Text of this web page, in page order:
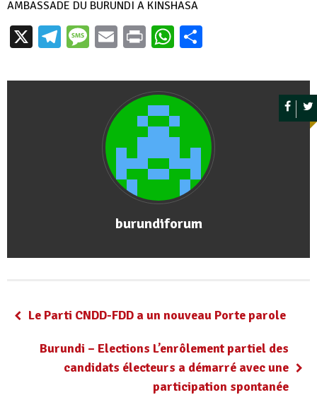
AMBASSADE DU BURUNDI A KINSHASA
X Telegram
Message
EmailPrintWhatsApp
burundiforum
Le Parti CNDD-FDD a un nouveau Porte parole
Burundi – Elections L’enrôlement partiel des
candidats électeurs a démarré avec une
participation spontanée